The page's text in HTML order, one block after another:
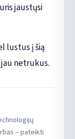
jaustųsi
lustus į šią
jau netrukus.
– pateikti